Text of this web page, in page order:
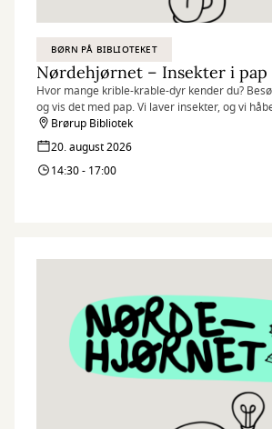
BØRN PÅ BIBLIOTEKET
Nørdehjørnet – Insekter i pap
Hvor mange krible-krable-dyr kender du?
og vis det med pap. Vi laver insekter, og vi
med.
Nørdehjørnet er vores tilbud til dig, der elsker
kreativitet og nysgerrighed. Vi kombinerer nye
materialer med vores egne idéer og skaber
Brørup Bibliotek
20. august 2026
14:30 - 17:00